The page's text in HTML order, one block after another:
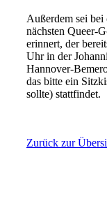
Außerdem sei bei
nächsten Queer-
erinnert, der
Uhr in der
Hannover-
das bitte ein
sollte) stattfindet.
Zurück zur